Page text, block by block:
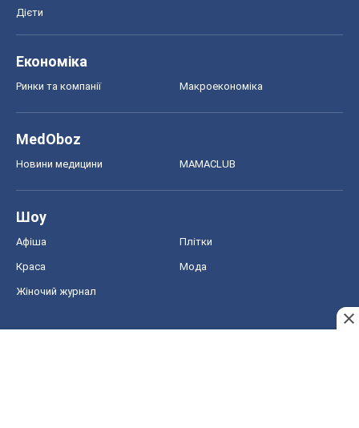
Дієти
Економіка
Ринки та компанії Макроекономіка
MedOboz
Новини медицини MAMACLUB
Шоу
Афіша Плітки
Краса Мода
Жіночий журнал